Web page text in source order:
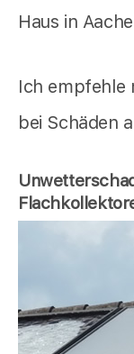
Haus in
Ich empfehle
bei Schäden